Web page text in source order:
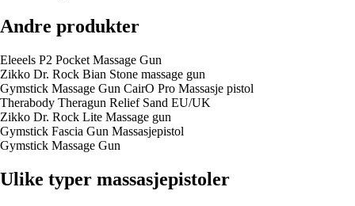
Andre produkter
Eleeels P2 Pocket Massage Gun
Zikko Dr. Rock Bian Stone massage gun
Gymstick Massage Gun CairO Pro Massasje pistol
Therabody Theragun Relief Sand EU/UK
Zikko Dr. Rock Lite Massage gun
Gymstick Fascia Gun Massasje­pistol
Gymstick Massage Gun
Ulike typer massasjepistoler